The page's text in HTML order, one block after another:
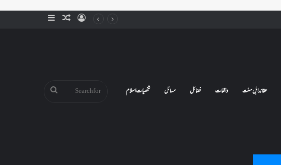
SidebarRandomLog
عقائد اہل سنت واقعات فضائل مسائل شخصیات اسلام Search